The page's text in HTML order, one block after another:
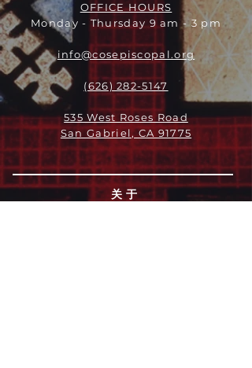
OFFICE HOURS
Monday - Thursday 9 am - 3 pm
info@cosepiscopal.org
(626) 282-5147
535 West Roses Road
San Gabriel, CA 91775
关于